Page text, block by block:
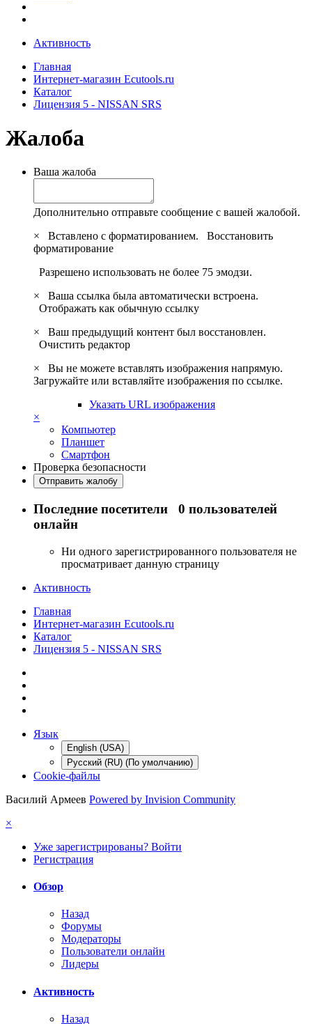
Активность
Главная
Интернет-магазин Ecutools.ru
Каталог
Лицензия 5 - NISSAN SRS
Жалоба
Ваша жалоба
Дополнительно отправьте сообщение с вашей жалобой.
×
Вставлено с форматированием. Восстановить
форматирование
Разрешено использовать не более 75 эмодзи.
×
Ваша ссылка была автоматически встроена.
Отображать как обычную ссылку
×
Ваш предыдущий контент был восстановлен.
Очистить редактор
×
Вы не можете вставлять изображения напрямую.
Загружайте или вставляйте изображения по ссылке.
Указать URL изображения
×
Компьютер
Планшет
Смартфон
Проверка безопасности
Отправить жалобу
Последние посетители 0 пользователей
онлайн
Ни одного зарегистрированного пользователя не
просматривает данную страницу
Активность
Главная
Интернет-магазин Ecutools.ru
Каталог
Лицензия 5 - NISSAN SRS
Язык
English (USA)
Русский (RU) (По умолчанию)
Cookie-файлы
Василий Армеев Powered by Invision Community
×
Уже зарегистрированы? Войти
Регистрация
Обзор
Назад
Форумы
Модераторы
Пользователи онлайн
Лидеры
Активность
Назад